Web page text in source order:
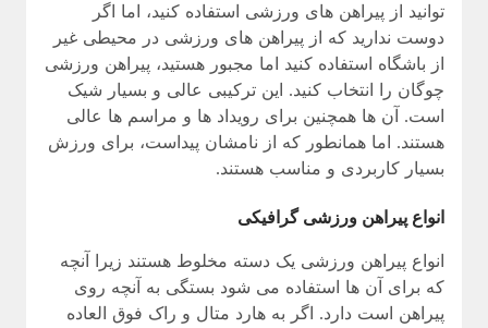
توانید از پیراهن های ورزشی استفاده کنید، اما اگر
دوست ندارید که از پیراهن های ورزشی در محیطی غیر
از باشگاه استفاده کنید اما مجبور هستید، پیراهن ورزشی
چوگان را انتخاب کنید. این ترکیبی عالی و بسیار شیک
است. آن ها همچنین برای رویداد ها و مراسم ها عالی
هستند. اما همانطور که از نامشان پیداست، برای ورزش
بسیار کاربردی و مناسب هستند.
انواع پیراهن ورزشی گرافیکی
انواع پیراهن ورزشی یک دسته مخلوط هستند زیرا آنچه
که برای آن ها استفاده می شود بستگی به آنچه روی
پیراهن است دارد. اگر به هارد متال و راک فوق العاده